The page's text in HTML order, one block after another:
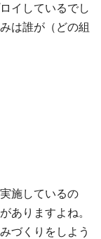
イしているでし
は誰が（どの組
施しているの
ありますよね。
づくりをしよう